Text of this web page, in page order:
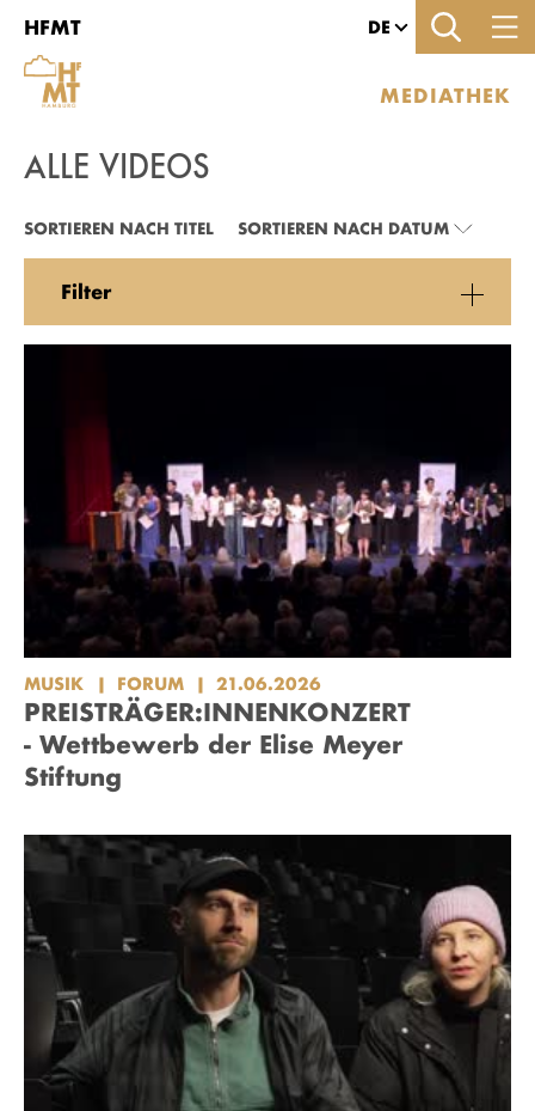
Zu den Filtern
Zur Metanavigation
Zur Hauptnavigation
Zur Suche
Zum Inhalt
Zum Seitenfuss
HFMT DE
MEDIATHEK
ALLE VIDEOS
ALLE VIDEOS
SORTIEREN NACH TITEL SORTIEREN NACH DATUM
Filter
MUSIK FORUM 21.06.2026
PREISTRÄGER:INNENKONZERT
- Wettbewerb der Elise Meyer
Stiftung